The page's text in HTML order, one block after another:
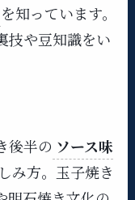
を知っています。
技や豆知識をい
後半の ソース味
み方。玉子焼き